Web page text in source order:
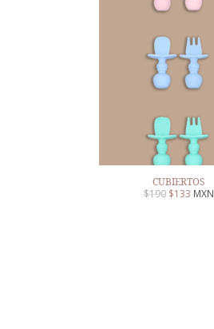
CUBIERTOS
$190 $133 MXN